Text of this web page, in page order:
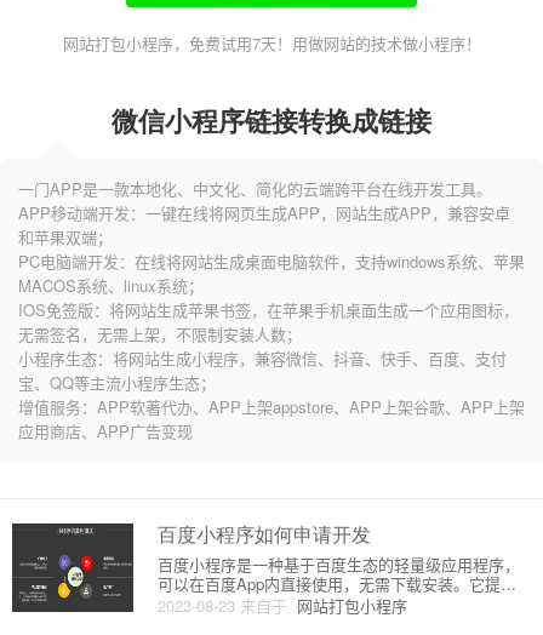
网站打包小程序，免费试用7天！用做网站的技术做小程序！
微信小程序链接转换成链接
一门APP是一款本地化、中文化、简化的云端跨平台在线开发工具。
APP移动端开发：一键在线将网页生成APP，网站生成APP，兼容安卓
和苹果双端；
PC电脑端开发：在线将网站生成桌面电脑软件，支持windows系统、苹果
MACOS系统、linux系统；
IOS免签版：将网站生成苹果书签，在苹果手机桌面生成一个应用图标，
无需签名，无需上架，不限制安装人数；
小程序生态：将网站生成小程序，兼容微信、抖音、快手、百度、支付
宝、QQ等主流小程序生态；
增值服务：APP软著代办、APP上架appstore、APP上架谷歌、APP上架
应用商店、APP广告变现
百度小程序如何申请开发
2023-08-23 来自于 网站打包小程序
百度小程序是一种基于百度生态的轻量级应用程序，
可以在百度App内直接使用，无需下载安装。它提供
了一种简便的方式，让开发者能够快速开发和部署自
己的小程序。下面将详细介绍如何申请开发百度小程